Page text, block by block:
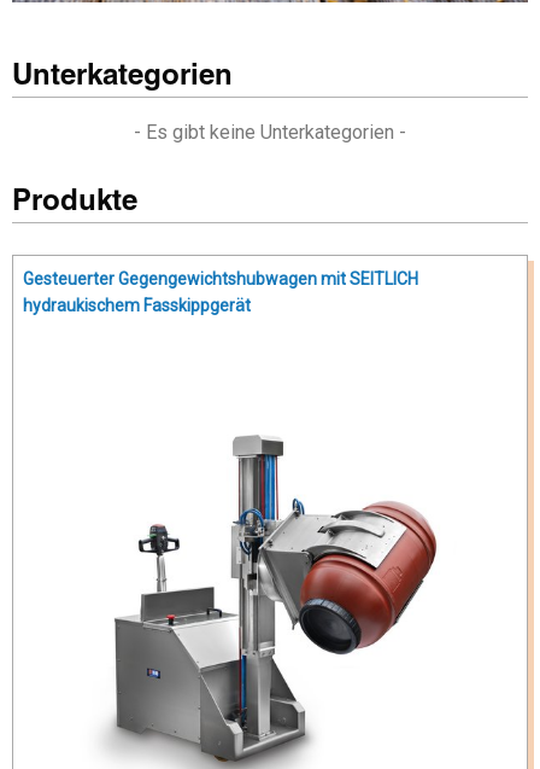
Unterkategorien
- Es gibt keine Unterkategorien -
Produkte
Gesteuerter Gegengewichtshubwagen mit SEITLICH
hydraukischem Fasskippgerät